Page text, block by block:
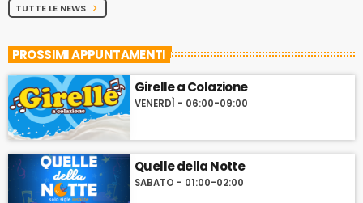
TUTTE LE NEWS chevron_right
PROSSIMI APPUNTAMENTI
Girelle a Colazione
VENERDÌ - 06:00-09:00
Quelle della Notte
SABATO - 01:00-02:00